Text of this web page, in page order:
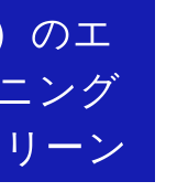
のエ
ング
ーン